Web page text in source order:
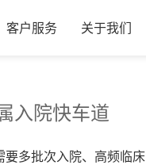
客户服务 关于我们
入院快车道
多批次入院、高频临床